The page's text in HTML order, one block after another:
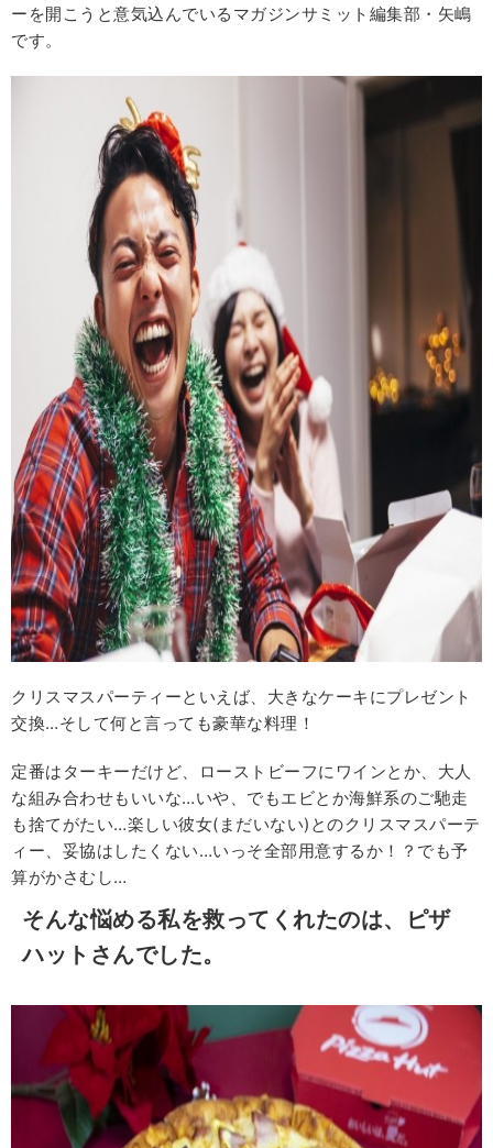
ーを開こうと意気込んでいるマガジンサミット編集部・矢嶋
です。
クリスマスパーティーといえば、大きなケーキにプレゼント
交換…そして何と言っても豪華な料理！
定番はターキーだけど、ローストビーフにワインとか、大人
な組み合わせもいいな…いや、でもエビとか海鮮系のご馳走
も捨てがたい…楽しい彼女(まだいない)とのクリスマスパーテ
ィー、妥協はしたくない…いっそ全部用意するか！？でも予
算がかさむし…
そんな悩める私を救ってくれたのは、ピザ
ハットさんでした。